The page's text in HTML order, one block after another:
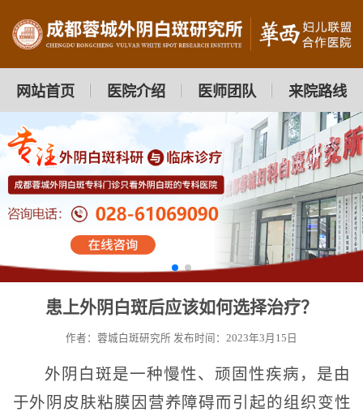
网站首页 医院介绍 医师团队 来院路线
患上外阴白斑后应该如何选择治疗？
作者：蓉城白斑研究所 发布时间：2023年3月15日
外阴白斑是一种慢性、顽固性疾病，是由
于外阴皮肤粘膜因营养障碍而引起的组织变性